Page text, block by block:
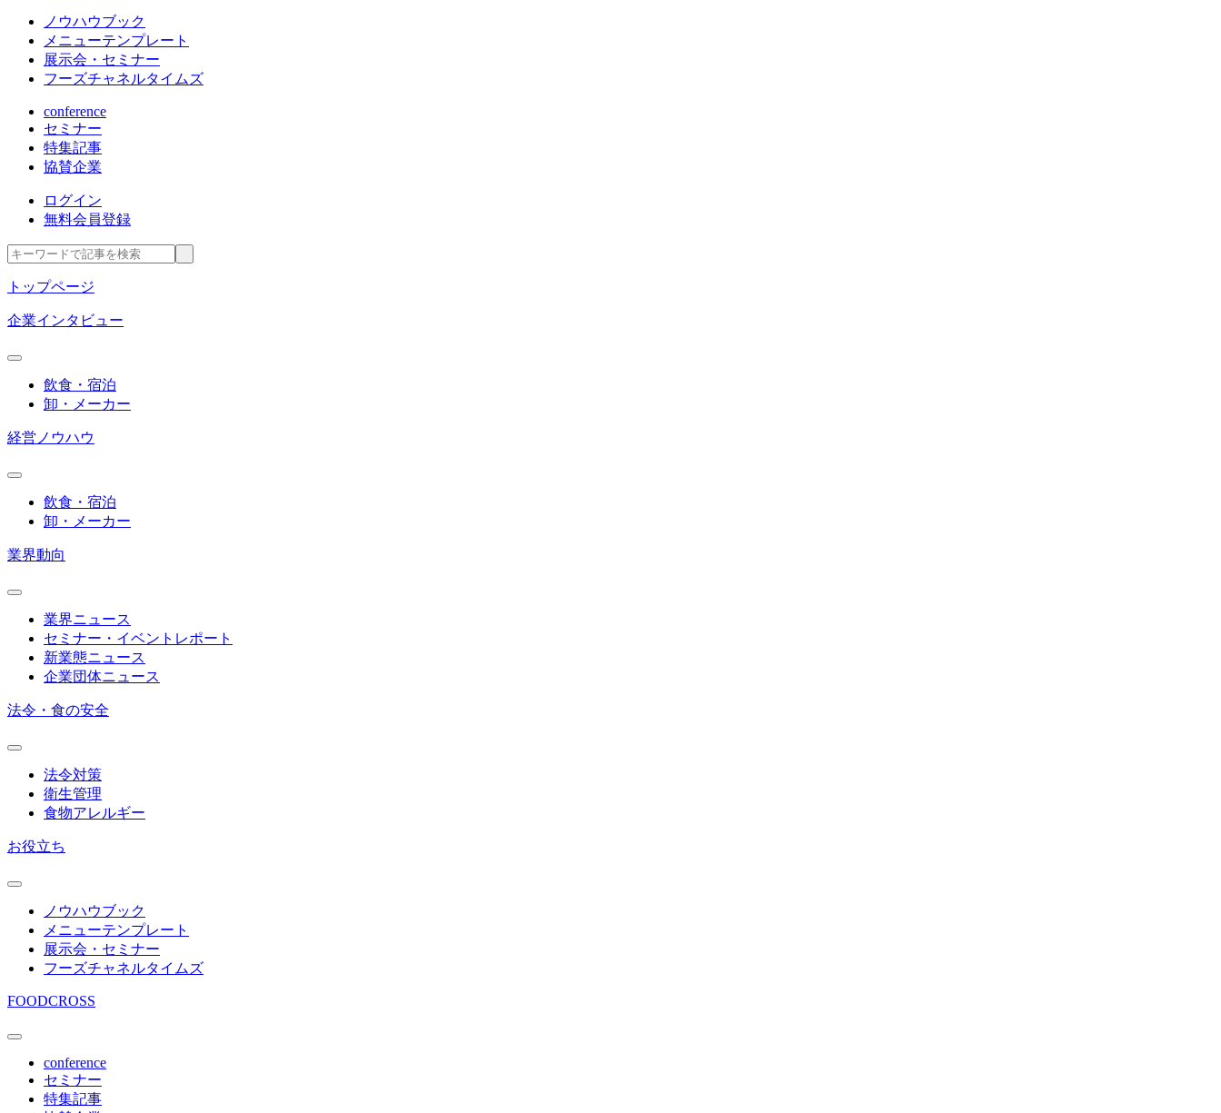
ノウハウブック
メニューテンプレート
展示会・セミナー
フーズチャネルタイムズ
conference
セミナー
特集記事
協賛企業
ログイン
無料会員登録
トップページ
企業インタビュー
飲食・宿泊
卸・メーカー
経営ノウハウ
飲食・宿泊
卸・メーカー
業界動向
業界ニュース
セミナー・イベントレポート
新業態ニュース
企業団体ニュース
法令・食の安全
法令対策
衛生管理
食物アレルギー
お役立ち
ノウハウブック
メニューテンプレート
展示会・セミナー
フーズチャネルタイムズ
FOODCROSS
conference
セミナー
特集記事